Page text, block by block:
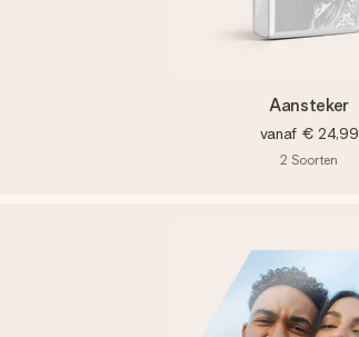
Aansteker
vanaf € 24,99
2 Soorten